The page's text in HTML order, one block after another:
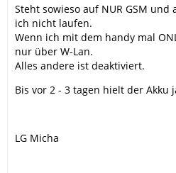
Steht sowieso auf NUR GSM
ich nicht laufen.
Wenn ich mit dem handy mal
nur über W-Lan.
Alles andere ist deaktiviert.
Bis vor 2 - 3 tagen hielt der Akku
LG Micha